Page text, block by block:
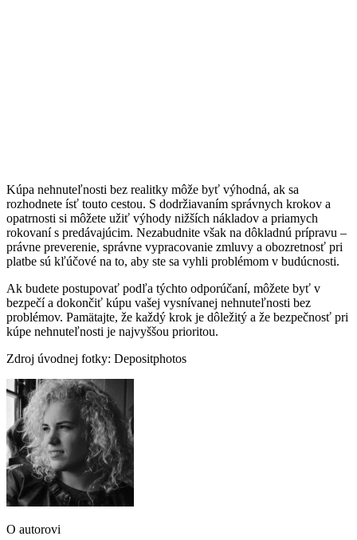
Kúpa nehnuteľnosti bez realitky môže byť výhodná, ak sa
rozhodnete ísť touto cestou. S dodržiavaním správnych krokov a
opatrnosti si môžete užiť výhody nižších nákladov a priamych
rokovaní s predávajúcim. Nezabudnite však na dôkladnú prípravu –
právne preverenie, správne vypracovanie zmluvy a obozretnosť pri
platbe sú kľúčové na to, aby ste sa vyhli problémom v budúcnosti.
Ak budete postupovať podľa týchto odporúčaní, môžete byť v
bezpečí a dokončiť kúpu vašej vysnívanej nehnuteľnosti bez
problémov. Pamätajte, že každý krok je dôležitý a že bezpečnosť pri
kúpe nehnuteľnosti je najvyššou prioritou.
Zdroj úvodnej fotky: Depositphotos
O autorovi